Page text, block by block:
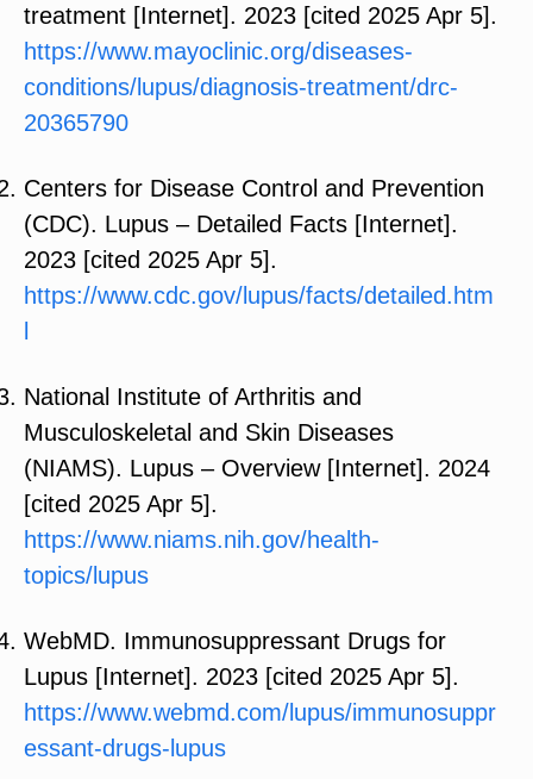
treatment [Internet]. 2023 [cited 2025 Apr 5].
https://www.mayoclinic.org/diseases-
conditions/lupus/diagnosis-treatment/drc-
20365790
Centers for Disease Control and Prevention
(CDC). Lupus – Detailed Facts [Internet].
2023 [cited 2025 Apr 5].
https://www.cdc.gov/lupus/facts/detailed.htm
National Institute of Arthritis and
Musculoskeletal and Skin Diseases
(NIAMS). Lupus – Overview [Internet]. 2024
[cited 2025 Apr 5].
https://www.niams.nih.gov/health-
topics/lupus
WebMD. Immunosuppressant Drugs for
Lupus [Internet]. 2023 [cited 2025 Apr 5].
https://www.webmd.com/lupus/immunosuppr
essant-drugs-lupus